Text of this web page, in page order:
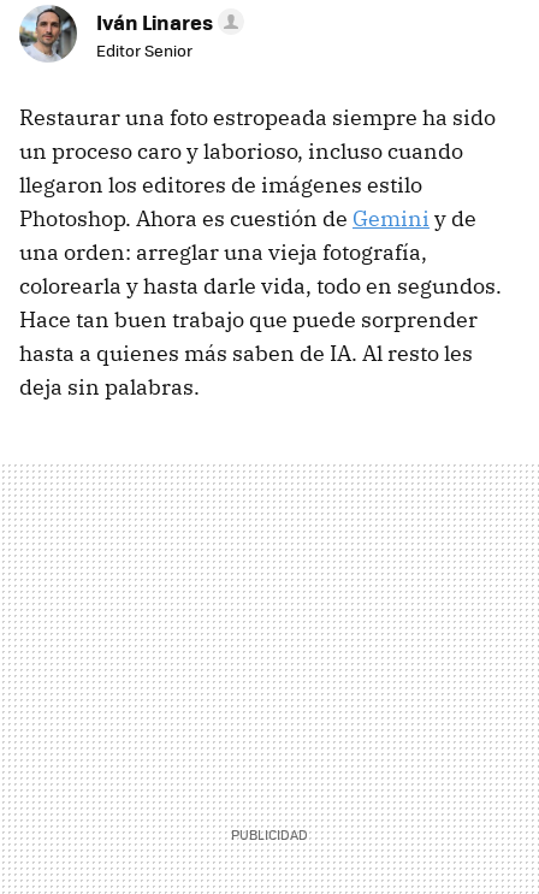
Iván Linares
Editor Senior
Restaurar una foto estropeada siempre ha sido
un proceso caro y laborioso, incluso cuando
llegaron los editores de imágenes estilo
Photoshop. Ahora es cuestión de Gemini y de
una orden: arreglar una vieja fotografía,
colorearla y hasta darle vida, todo en segundos.
Hace tan buen trabajo que puede sorprender
hasta a quienes más saben de IA. Al resto les
deja sin palabras.